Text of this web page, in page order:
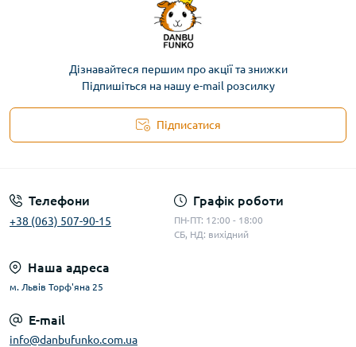
Дізнавайтеся першим про акції та знижки
Підпишіться на нашу e-mail розсилку
Підписатися
Телефони
+38 (063) 507-90-15
Графік роботи
ПН-ПТ: 12:00 - 18:00
СБ, НД: вихідний
Наша адреса
м. Львів Торф'яна 25
E-mail
info@danbufunko.com.ua